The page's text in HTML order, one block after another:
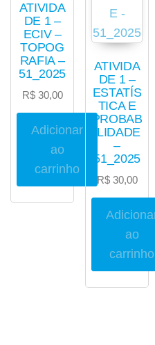
ATIVIDA
DE 1 –
ECIV –
TOPOG
RAFIA –
51_2025
R$30,00
Adicionar
ao
carrinho
ATIVIDA
DE 1 –
ESTATÍS
TICA E
PROBAB
ILIDADE
–
51_2025
R$30,00
ao
carrinho